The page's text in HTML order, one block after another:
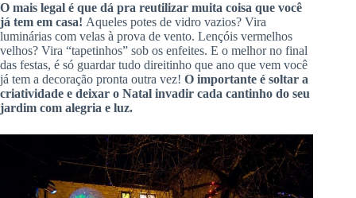
O mais legal é que dá pra reutilizar muita coisa que você
já tem em casa! Aqueles potes de vidro vazios? Vira
luminárias com velas à prova de vento. Lençóis vermelhos
velhos? Vira “tapetinhos” sob os enfeites. E o melhor no final
das festas, é só guardar tudo direitinho que ano que vem você
já tem a decoração pronta outra vez! O importante é soltar a
criatividade e deixar o Natal invadir cada cantinho do seu
jardim com alegria e luz.